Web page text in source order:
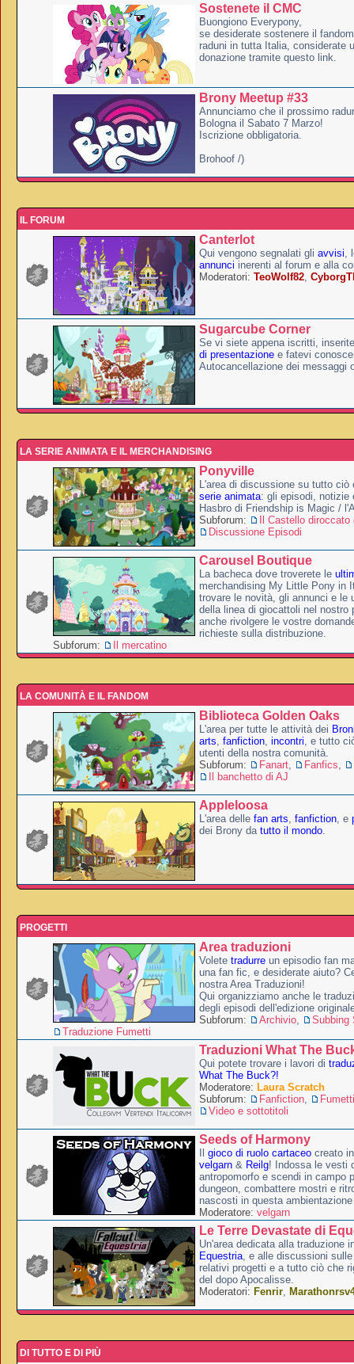
Sostenete il CMC
Buongiono Everypony,
se desiderate sostenere il
raduni in tutta Italia, considerate
donazione tramite questo link.
Brony Meetup #33
Annunciamo che il prossimo
Bologna il Sabato 7 Marzo!
Iscrizione obbligatoria.
Brohoof /)
IL FORUM
Canterlot
Qui vengono segnalati gli avvisi,
annunci inerenti al forum e alla
Moderatori: TeoWolf82,
Sugarcube Corner
Se vi siete appena iscritti,
di presentazione e fatevi
Autocancellazione dei messaggi
LA SERIE ANIMATA E IL MERCHANDISING
Ponyville
L'area di discussione su tutto ciò
serie animata: gli episodi, notizie
Hasbro di Friendship is Magic /
Subforum:
Il Castello
Discussione Episodi
Carousel Boutique
La bacheca dove troverete le
merchandising My Little Pony in
trovare le novità, gli annunci e le
della linea di giocattoli nel nostro
anche rivolgere le vostre
richieste sulla distribuzione.
Subforum:
Il mercatino
LA COMUNITÀ E IL FANDOM
Biblioteca Golden Oaks
L'area per tutte le attività dei
arts, fanfiction, incontri, e tutto
utenti della nostra comunità.
Subforum:
Fanart, Fanfics,
Il banchetto di AJ
Appleloosa
L'area delle fan arts, fanfiction, e
dei Brony da tutto il mondo.
PROGETTI
Area traduzioni
Volete tradurre un episodio fan
una fan fic, e desiderate aiuto?
nostra Area Traduzioni!
Qui organizziamo anche le
degli episodi dell'edizione
Subforum:
Archivio,
Subbing
Traduzione Fumetti
Traduzioni What The
Qui potete trovare i lavori di
What The Buck?!
Moderatore: Laura Scratch
Subforum:
Fanfiction,
Fumetti
Video e sottotitoli
Seeds of Harmony
gioco di ruolo cartaceo creato
velgarn & Reilg! Indossa le vesti
antropomorfo e scendi in campo
dungeon, combattere mostri e
nascosti in questa
Moderatore: velgarn
Le Terre Devastate di
Un'area dedicata alla traduzione
Equestria, e alle discussioni
relativi progetti e a tutto ciò che
del dopo Apocalisse.
Moderatori: Fenrir,
DI TUTTO E DI PIÙ